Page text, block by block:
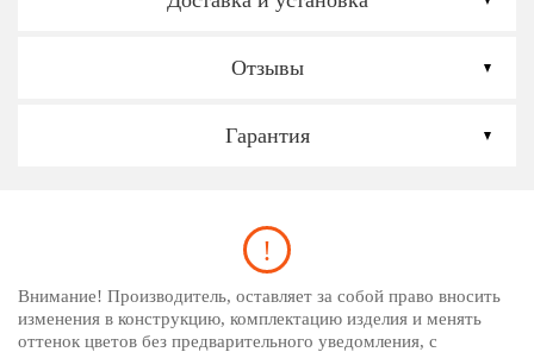
Отзывы
Гарантия
Внимание! Производитель, оставляет за собой право вносить
изменения в конструкцию, комплектацию изделия и менять
оттенок цветов без предварительного уведомления, с